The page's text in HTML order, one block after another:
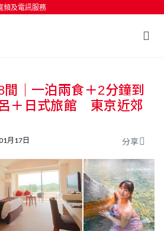
頻及電訊服務
按輸入鍵開始搜尋
｜一泊兩食＋2分鐘到
＋日式旅館 東京近郊
月17日 分享